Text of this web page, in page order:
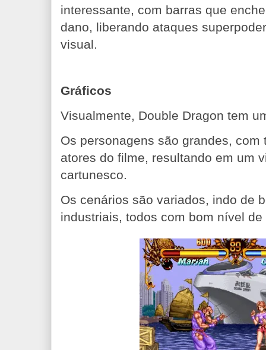
interessante, com barras que
dano, liberando ataques
visual.
Gráficos
Visualmente, Double Dragon tem
Os personagens são grandes, com
atores do filme, resultando em um
cartunesco.
Os cenários são variados, indo de
industriais, todos com bom nível de